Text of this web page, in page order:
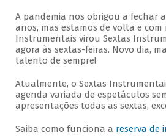
A pandemia nos obrigou a fechar
anos, mas estamos de volta e com
Instrumentais virou Sextas
agora às sextas-feiras. Novo dia,
talento de sempre!
Atualmente, o Sextas
agenda variada de espetáculos
apresentações todas as sextas,
Saiba como funciona a reserva de